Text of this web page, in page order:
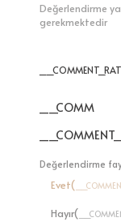
Değerlendirme
gerekmektedir
Değerlendirme
Evet(
Hayır(